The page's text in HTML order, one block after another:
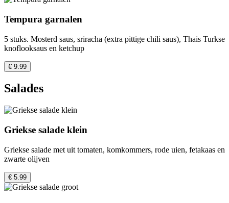
Tempura garnalen
5 stuks. Mosterd saus, sriracha (extra pittige chili saus), Thais Turkse
knoflooksaus en ketchup
€ 9.99
Salades
Griekse salade klein
Griekse salade met uit tomaten, komkommers, rode uien, fetakaas en
zwarte olijven
€ 5.99